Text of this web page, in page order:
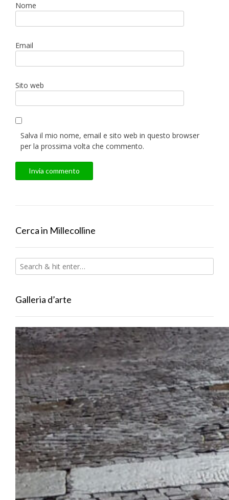
Nome
Email
Sito web
Salva il mio nome, email e sito web in questo browser
per la prossima volta che commento.
Cerca in Millecolline
Galleria d’arte